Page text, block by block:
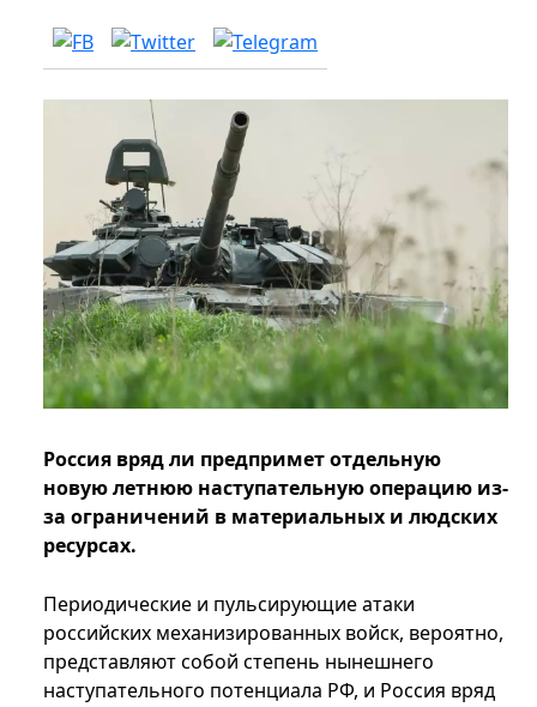
Россия вряд ли предпримет отдельную
новую летнюю наступательную операцию из-
за ограничений в материальных и людских
ресурсах.
Периодические и пульсирующие атаки
российских механизированных войск, вероятно,
представляют собой степень нынешнего
наступательного потенциала РФ, и Россия вряд